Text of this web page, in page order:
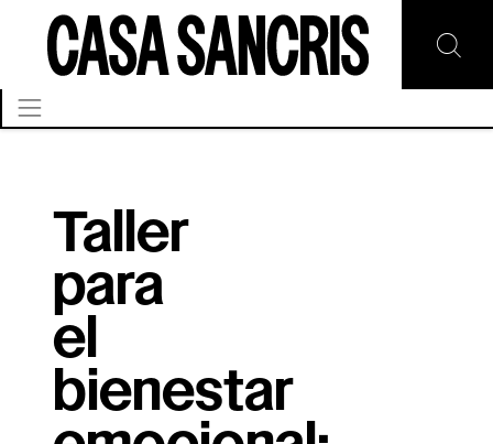
Taller
para
el
bienestar